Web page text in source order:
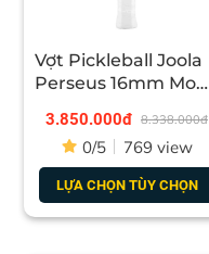
Vợt Pickleball Joola
Perseus 16mm Mod
Edition
3.850.000đ 8.338.000đ
0/5 769 view
LỰA CHỌN TÙY CHỌN